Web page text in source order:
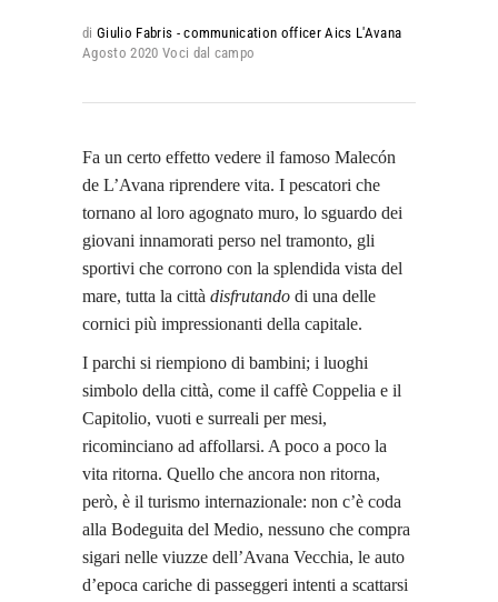
di Giulio Fabris - communication officer Aics L'Avana
Agosto 2020 Voci dal campo
Fa un certo effetto vedere il famoso Malecón
de L’Avana riprendere vita. I pescatori che
tornano al loro agognato muro, lo sguardo dei
giovani innamorati perso nel tramonto, gli
sportivi che corrono con la splendida vista del
mare, tutta la città disfrutando di una delle
cornici più impressionanti della capitale.
I parchi si riempiono di bambini; i luoghi
simbolo della città, come il caffè Coppelia e il
Capitolio, vuoti e surreali per mesi,
ricominciano ad affollarsi. A poco a poco la
vita ritorna. Quello che ancora non ritorna,
però, è il turismo internazionale: non c’è coda
alla Bodeguita del Medio, nessuno che compra
sigari nelle viuzze dell’Avana Vecchia, le auto
d’epoca cariche di passeggeri intenti a scattarsi